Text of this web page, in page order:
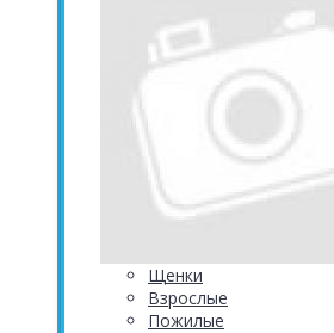
Щенки
Взрослые
Пожилые